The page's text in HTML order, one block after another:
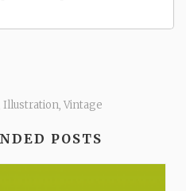
Illustration, Vintage
POSTS